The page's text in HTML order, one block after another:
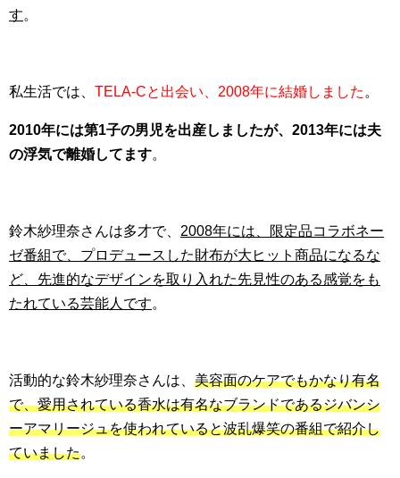
す。
私生活では、 TELA-Cと出会い、2008年に結婚しました 。
2010年には第1子の男児を出産しましたが、2013年には夫
の浮気で離婚してます。
鈴木紗理奈さんは多才で、 2008年には、限定品コラボネー
ゼ番組で、プロデュースした財布が大ヒット商品になるな
ど、先進的なデザインを取り入れた先見性のある感覚をも
たれている芸能人です。
活動的な鈴木紗理奈さんは、 美容面のケアでもかなり有名
で、愛用されている香水は有名なブランドであるジバンシ
ーアマリージュを使われていると波乱爆笑の番組で紹介し
ていました。